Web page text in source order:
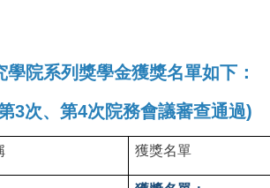
學院系列獎學金獲獎名單如下：
3次、第4次院務會議審查通過)
獲獎名單